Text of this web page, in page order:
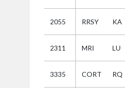
2055 RRSY KA
2311 MRI LU
3335 CORT RQ